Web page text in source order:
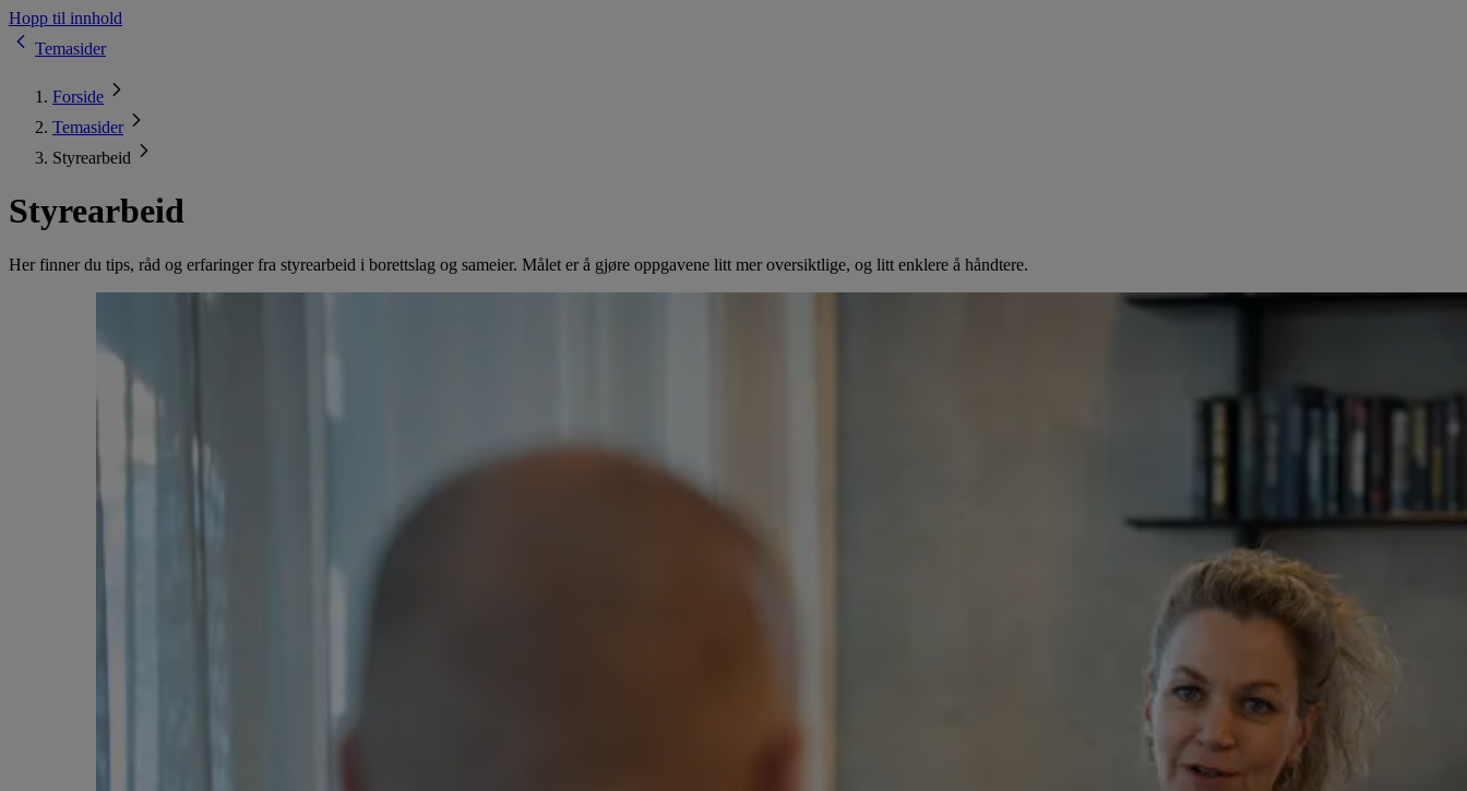
Hopp til innhold
Temasider
Forside
Temasider
Styrearbeid
Styrearbeid
Her finner du tips, råd og erfaringer fra styrearbeid i borettslag og sameier. Målet er å gjøre oppgavene litt mer oversiktlige, og litt enklere å håndtere.